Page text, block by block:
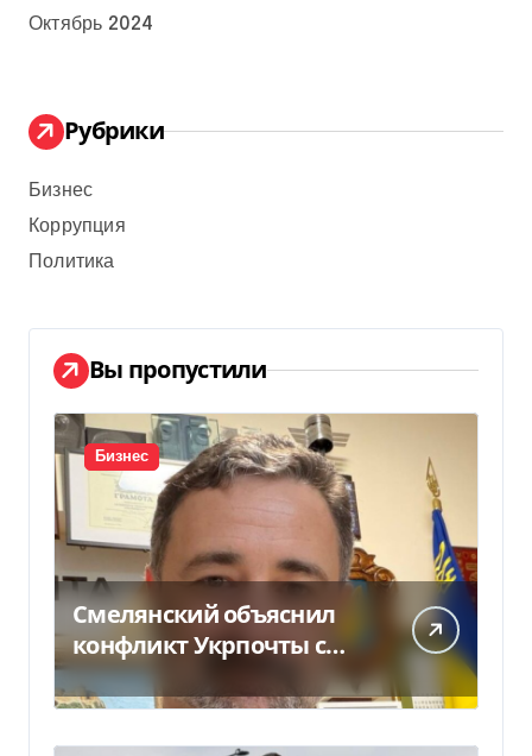
Октябрь 2024
Рубрики
Бизнес
Коррупция
Политика
Вы пропустили
Бизнес
Смелянский объяснил
конфликт Укрпочты с
НБУ из-за платежек